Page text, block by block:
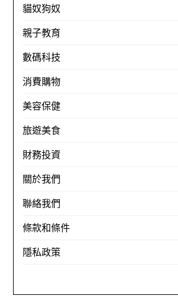
貓奴狗奴
親子教育
數碼科技
消費購物
美容保健
旅遊美食
財務投資
關於我們
聯絡我們
條款和條件
隱私政策